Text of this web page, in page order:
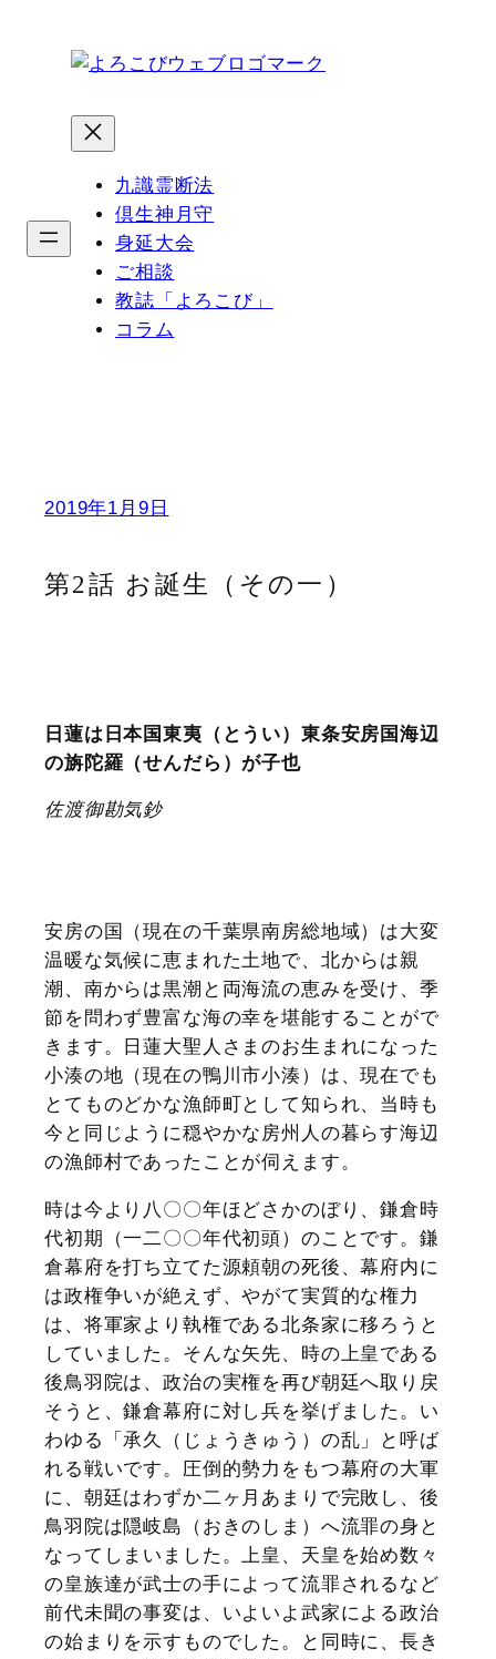
九識霊断法
倶生神月守
身延大会
ご相談
教誌「よろこび」
コラム
2019年1月9日
第2話 お誕生（その一）
日蓮は日本国東夷（とうい）東条安房国海辺
の旃陀羅（せんだら）が子也
佐渡御勘気鈔
安房の国（現在の千葉県南房総地域）は大変
温暖な気候に恵まれた土地で、北からは親
潮、南からは黒潮と両海流の恵みを受け、季
節を問わず豊富な海の幸を堪能することがで
きます。日蓮大聖人さまのお生まれになった
小湊の地（現在の鴨川市小湊）は、現在でも
とてものどかな漁師町として知られ、当時も
今と同じように穏やかな房州人の暮らす海辺
の漁師村であったことが伺えます。
時は今より八〇〇年ほどさかのぼり、鎌倉時
代初期（一二〇〇年代初頭）のことです。鎌
倉幕府を打ち立てた源頼朝の死後、幕府内に
は政権争いが絶えず、やがて実質的な権力
は、将軍家より執権である北条家に移ろうと
していました。そんな矢先、時の上皇である
後鳥羽院は、政治の実権を再び朝廷へ取り戻
そうと、鎌倉幕府に対し兵を挙げました。い
わゆる「承久（じょうきゅう）の乱」と呼ば
れる戦いです。圧倒的勢力をもつ幕府の大軍
に、朝廷はわずか二ヶ月あまりで完敗し、後
鳥羽院は隠岐島（おきのしま）へ流罪の身と
なってしまいました。上皇、天皇を始め数々
の皇族達が武士の手によって流罪されるなど
前代未聞の事変は、いよいよ武家による政治
の始まりを示すものでした。と同時に、長き